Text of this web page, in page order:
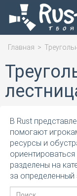
Главная >
В Rust
помогают
ресурсы и
разделены на
за определенный